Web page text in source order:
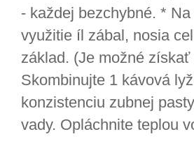
- každej bezchybné. *
využitie íl zábal, nosia
základ. (Je možné
Skombinujte 1 kávová
konzistenciu zubnej
vady. Opláchnite teplou